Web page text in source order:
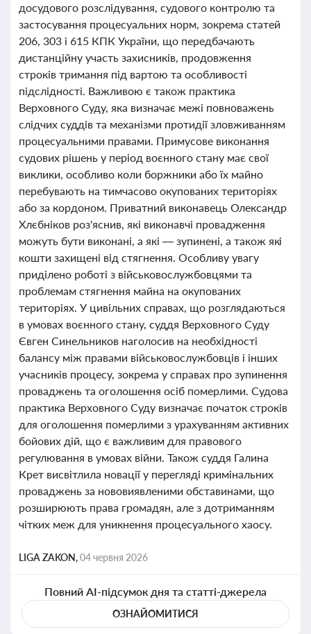
досудового розслідування, судового контролю та
застосування процесуальних норм, зокрема статей
206, 303 і 615 КПК України, що передбачають
дистанційну участь захисників, продовження
строків тримання під вартою та особливості
підслідності. Важливою є також практика
Верховного Суду, яка визначає межі повноважень
слідчих суддів та механізми протидії зловживанням
процесуальними правами. Примусове виконання
судових рішень у період воєнного стану має свої
виклики, особливо коли боржники або їх майно
перебувають на тимчасово окупованих територіях
або за кордоном. Приватний виконавець Олександр
Хлєбніков роз'яснив, які виконавчі провадження
можуть бути виконані, а які — зупинені, а також які
кошти захищені від стягнення. Особливу увагу
приділено роботі з військовослужбовцями та
проблемам стягнення майна на окупованих
територіях. У цивільних справах, що розглядаються
в умовах воєнного стану, суддя Верховного Суду
Євген Синельников наголосив на необхідності
балансу між правами військовослужбовців і інших
учасників процесу, зокрема у справах про зупинення
проваджень та оголошення осіб померлими. Судова
практика Верховного Суду визначає початок строків
для оголошення померлими з урахуванням активних
бойових дій, що є важливим для правового
регулювання в умовах війни. Також суддя Галина
Крет висвітлила новації у перегляді кримінальних
проваджень за нововиявленими обставинами, що
розширюють права громадян, але з дотриманням
чітких меж для уникнення процесуального хаосу.
LIGA ZAKON,04 червня 2026
Повний AI-підсумок дня та статті-джерела
ОЗНАЙОМИТИСЯ